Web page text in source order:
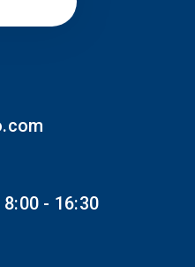
- 16:30